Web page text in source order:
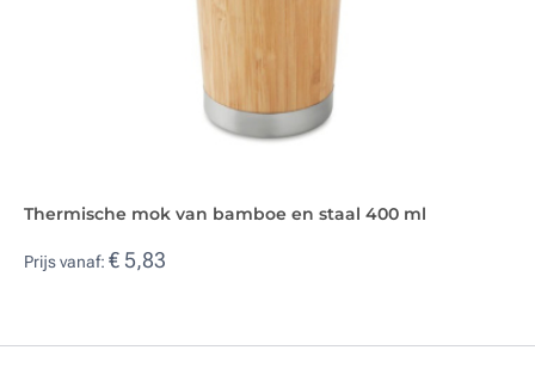
Thermische mok van bamboe en staal 400 ml
Prijs vanaf: € 5,83